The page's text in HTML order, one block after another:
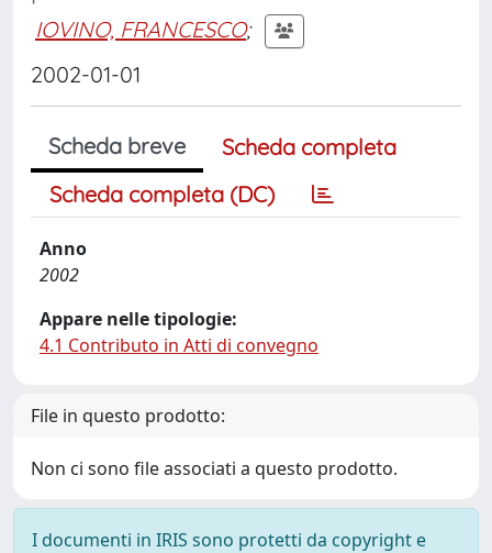
IOVINO, FRANCESCO;
2002-01-01
Scheda breve
Scheda completa
Scheda completa (DC)
Anno
2002
Appare nelle tipologie:
4.1 Contributo in Atti di convegno
File in questo prodotto:
Non ci sono file associati a questo prodotto.
I documenti in IRIS sono protetti da copyright e